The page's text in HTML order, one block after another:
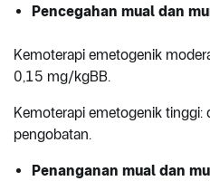
Pencegahan mual dan
Kemoterapi emetogenik
0,15 mg/kgBB.
Kemoterapi emetogenik
pengobatan.
Penanganan mual dan